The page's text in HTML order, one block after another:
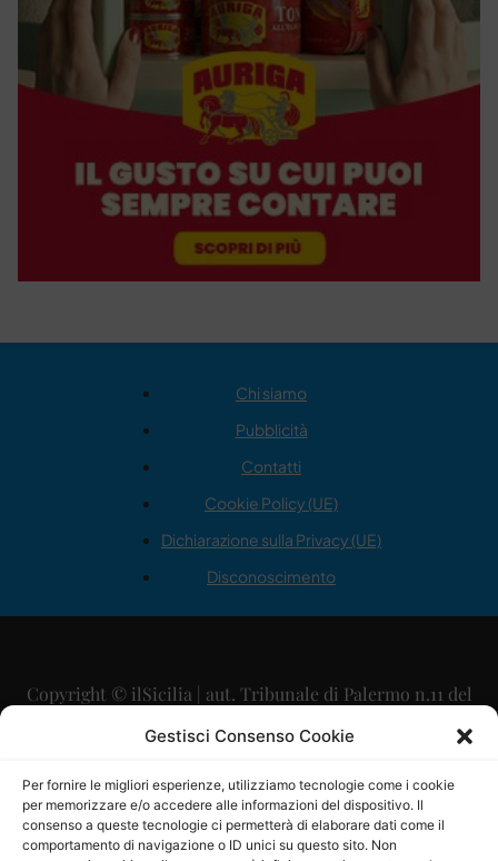
Gestisci Consenso Cookie
Per fornire le migliori esperienze, utilizziamo tecnologie come i cookie
per memorizzare e/o accedere alle informazioni del dispositivo. Il
consenso a queste tecnologie ci permetterà di elaborare dati come il
comportamento di navigazione o ID unici su questo sito. Non
Chi siamo
Pubblicità
Contatti
Cookie Policy (UE)
Dichiarazione sulla Privacy (UE)
Disconoscimento
Copyright © ilSicilia | aut. Tribunale di Palermo n.11 del
29/09/2015
Direttore Editoriale: Maurizio Scaglione